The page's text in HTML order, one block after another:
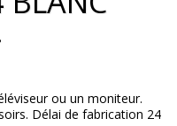
ou un moniteur.
Délai de fabrication 24